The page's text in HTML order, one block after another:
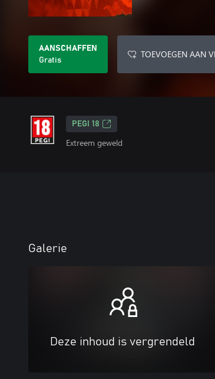
AANSCHAFFEN
Gratis
TOEVOEGEN AAN
PEGI 18
Extreem geweld
Galerie
Deze inhoud is vergrendeld